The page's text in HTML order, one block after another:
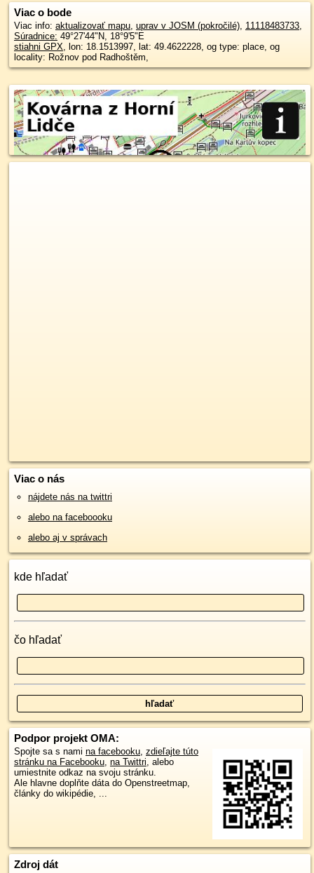
Viac o bode
Viac info: aktualizovať mapu, uprav v JOSM (pokročilé), 11118483733,
Súradnice: 49°27'44"N, 18°9'5"E
stiahni GPX, lon: 18.1513997, lat: 49.4622228, og type: place, og
locality: Rožnov pod Radhoštěm,
Viac o nás
nájdete nás na twittri
alebo na faceboooku
alebo aj v správach
kde hľadať
čo hľadať
Podpor projekt OMA:
Spojte sa s nami na facebooku, zdieľajte túto
stránku na Facebooku, na Twittri, alebo
umiestnite odkaz na svoju stránku.
Ale hlavne doplňte dáta do Openstreetmap,
články do wikipédie, ...
Zdroj dát